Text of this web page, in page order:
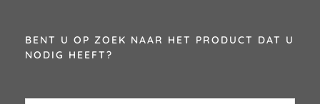
BENT U OP ZOEK NAAR HET PRODUCT DAT U
NODIG HEEFT?